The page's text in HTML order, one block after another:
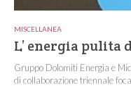
MISCELLANEA
L’ energia pulita
Gruppo Dolomiti Energia e
di collaborazione triennale